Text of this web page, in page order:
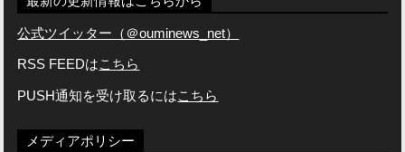
公式ツイッター（＠ouminews_net）
RSS FEEDはこちら
PUSH通知を受け取るにはこちら
メディアポリシー